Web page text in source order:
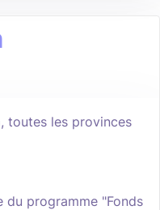
toutes les provinces
du programme "Fonds